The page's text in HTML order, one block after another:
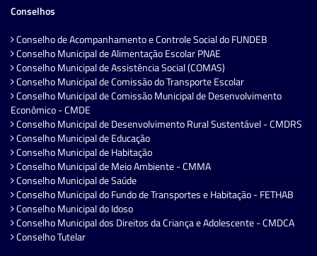
Conselhos
Conselho de Acompanhamento e Controle Social do FUNDEB
Conselho Municipal de Alimentação Escolar PNAE
Conselho Municipal de Assistência Social (COMAS)
Conselho Municipal de Comissão do Transporte Escolar
Conselho Municipal de Comissão Municipal de Desenvolvimento
Econômico - CMDE
Conselho Municipal de Desenvolvimento Rural Sustentável - CMDRS
Conselho Municipal de Educação
Conselho Municipal de Habitação
Conselho Municipal de Meio Ambiente - CMMA
Conselho Municipal de Saúde
Conselho Municipal do Fundo de Transportes e Habitação - FETHAB
Conselho Municipal do Idoso
Conselho Municipal dos Direitos da Criança e Adolescente - CMDCA
Conselho Tutelar